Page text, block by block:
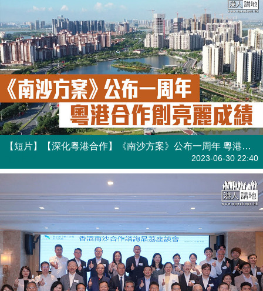
【短片】【深化粵港合作】《南沙方案》公布一周年 粵港合作創亮麗成績
2023-06-30 22:40